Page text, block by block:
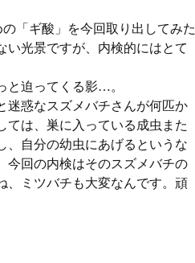
「ギ酸」を今回取り出してみた
光景ですが、内検的にはとて
と迫ってくる影…。
迷惑なスズメバチさんが何匹か
ては、巣に入っている成虫また
、自分の幼虫にあげるというな
今回の内検はそのスズメバチの
、ミツバチも大変なんです。頑